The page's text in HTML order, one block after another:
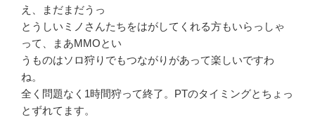
え、まだまだうっ
とうしいミノさんたちをはがしてくれる方もいらっしゃ
って、まあMMOとい
うものはソロ狩りでもつながりがあって楽しいですわ
ね。
全く問題なく1時間狩って終了。PTのタイミングとちょっ
とずれてます。